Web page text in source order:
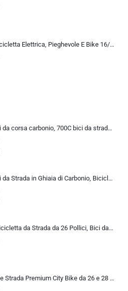
HITWAY Bicicletta Elettrica, Pieghevole E Bike 16/20 Pollici, Motore 250W Velocità Massima 25km/h, Batteria Al Litio 36V 9…
KABON Bici da corsa carbonio, 700C bici da strada T800 Completamente carbonio con Shimano 105 R7000 22 velocità 8.1 KG Leg…
KABON Bici da Strada in Ghiaia di Carbonio, Bicicletta con Telaio in Fibra di Carbonio T800 con Bicicletta da Corsa con Fr…
ALQPPM Bicicletta da Strada da 26 Pollici, Bici da 24 Velocità, Freno a Doppio Disco, Telaio in Acciaio ad Alto Tenore Di …
Chillaxx Bike Strada Premium City Bike da 26 e 28 pollici, bicicletta per ragazze, ragazzi, uomini e donne, cambio a 21 ma…